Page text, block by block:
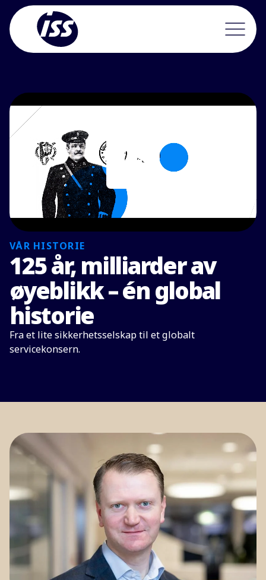
VÅR HISTORIE
125 år, milliarder av
øyeblikk – én global
historie
Fra et lite sikkerhetsselskap til et globalt
servicekonsern.